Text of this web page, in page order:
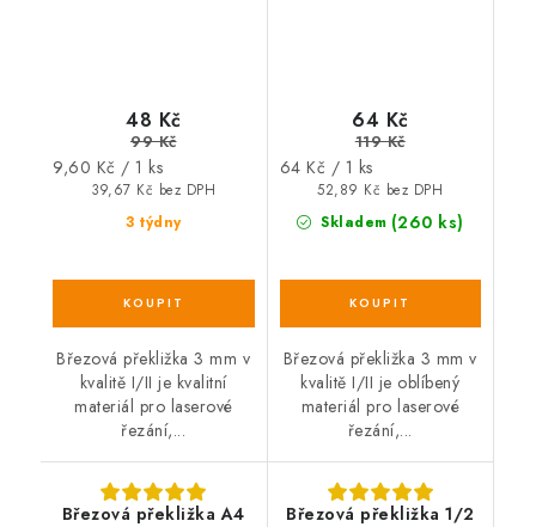
3 týdny
39,67 Kč bez DPH
48 Kč
99 Kč
Měrná
9,60 Kč / 1 ks
Březová překližka 3 mm v
kvalitě I/II je kvalitní
materiál pro laserové
řezání,...
Skladem (260 ks)
52,89 Kč bez DPH
64 Kč
119 Kč
Měrná
cena:
64 Kč / 1 ks
Březová překližka 3 mm v
kvalitě I/II je oblíbený
materiál pro laserové
řezání,...
Březová překližka A4
Březová překližka 1/2